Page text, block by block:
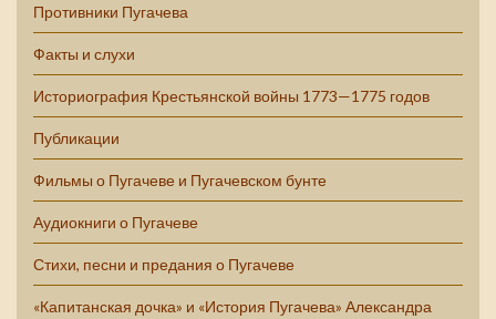
Противники Пугачева
Факты и слухи
Историография Крестьянской войны 1773—1775 годов
Публикации
Фильмы о Пугачеве и Пугачевском бунте
Аудиокниги о Пугачеве
Стихи, песни и предания о Пугачеве
«Капитанская дочка» и «История Пугачева» Александра